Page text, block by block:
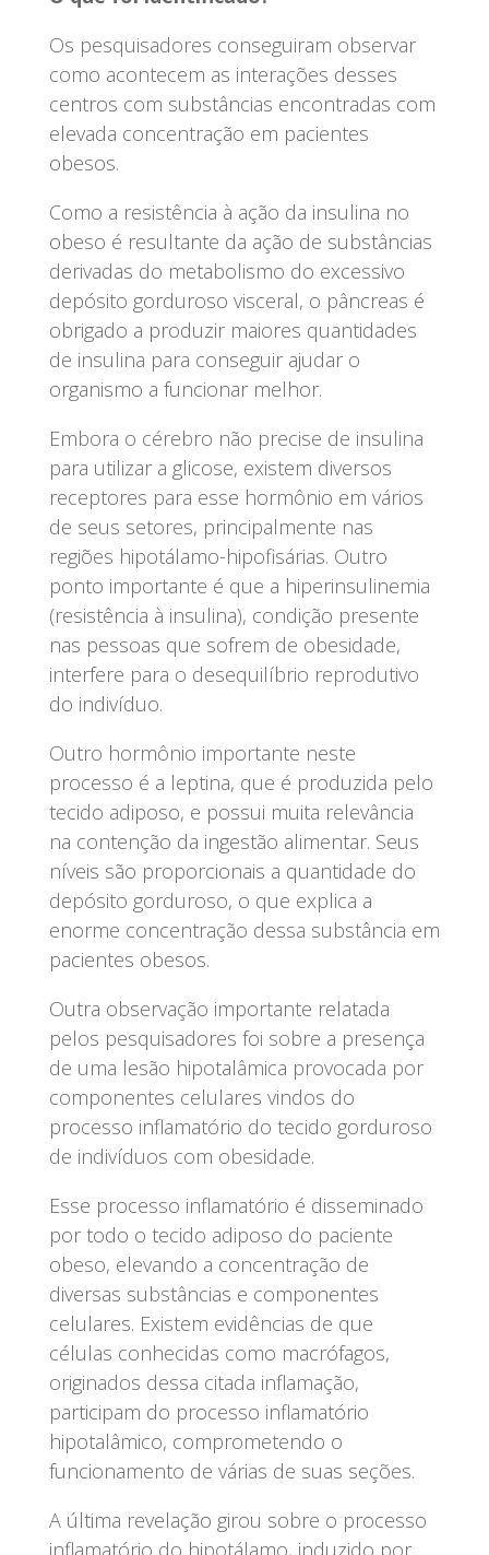
Os pesquisadores conseguiram observar
como acontecem as interações desses
centros com substâncias encontradas com
elevada concentração em pacientes
obesos.
Como a resistência à ação da insulina no
obeso é resultante da ação de substâncias
derivadas do metabolismo do excessivo
depósito gorduroso visceral, o pâncreas é
obrigado a produzir maiores quantidades
de insulina para conseguir ajudar o
organismo a funcionar melhor.
Embora o cérebro não precise de insulina
para utilizar a glicose, existem diversos
receptores para esse hormônio em vários
de seus setores, principalmente nas
regiões hipotálamo-hipofisárias. Outro
ponto importante é que a hiperinsulinemia
(resistência à insulina), condição presente
nas pessoas que sofrem de obesidade,
interfere para o desequilíbrio reprodutivo
do indivíduo.
Outro hormônio importante neste
processo é a leptina, que é produzida pelo
tecido adiposo, e possui muita relevância
na contenção da ingestão alimentar. Seus
níveis são proporcionais a quantidade do
depósito gorduroso, o que explica a
enorme concentração dessa substância em
pacientes obesos.
Outra observação importante relatada
pelos pesquisadores foi sobre a presença
de uma lesão hipotalâmica provocada por
componentes celulares vindos do
processo inflamatório do tecido gorduroso
de indivíduos com obesidade.
Esse processo inflamatório é disseminado
por todo o tecido adiposo do paciente
obeso, elevando a concentração de
diversas substâncias e componentes
celulares. Existem evidências de que
células conhecidas como macrófagos,
originados dessa citada inflamação,
participam do processo inflamatório
hipotalâmico, comprometendo o
funcionamento de várias de suas seções.
A última revelação girou sobre o processo
inflamatório do hipotálamo, induzido por